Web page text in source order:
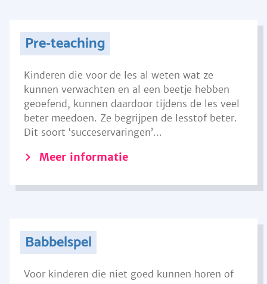
Pre-teaching
Kinderen die voor de les al weten wat ze
kunnen verwachten en al een beetje hebben
geoefend, kunnen daardoor tijdens de les veel
beter meedoen. Ze begrijpen de lesstof beter.
Dit soort ‘succeservaringen’...
Meer informatie
Babbelspel
Voor kinderen die niet goed kunnen horen of